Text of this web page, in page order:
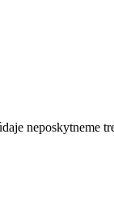
neposkytneme